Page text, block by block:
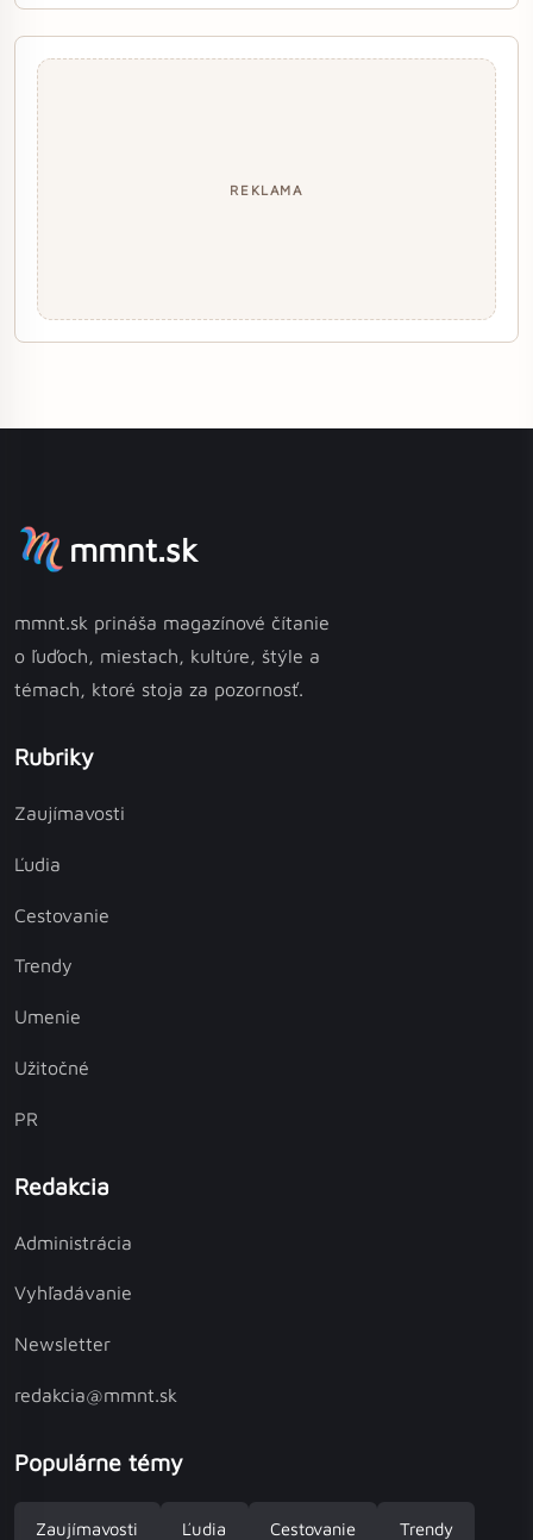
REKLAMA
mmnt.sk
mmnt.sk prináša magazínové čítanie
o ľuďoch, miestach, kultúre, štýle a
témach, ktoré stoja za pozornosť.
Rubriky
Zaujímavosti
Ľudia
Cestovanie
Trendy
Umenie
Užitočné
PR
Redakcia
Administrácia
Vyhľadávanie
Newsletter
redakcia@mmnt.sk
Populárne témy
Zaujímavosti Ľudia Cestovanie Trendy